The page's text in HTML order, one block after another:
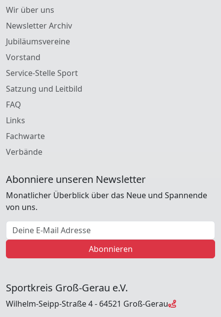
Wir über uns
Newsletter Archiv
Jubiläumsvereine
Vorstand
Service-Stelle Sport
Satzung und Leitbild
FAQ
Links
Fachwarte
Verbände
Abonniere unseren Newsletter
Monatlicher Überblick über das Neue und Spannende
von uns.
E-Mail Adresse
Abonnieren
Sportkreis Groß-Gerau e.V.
Wilhelm-Seipp-Straße 4 - 64521 Groß-Gerau